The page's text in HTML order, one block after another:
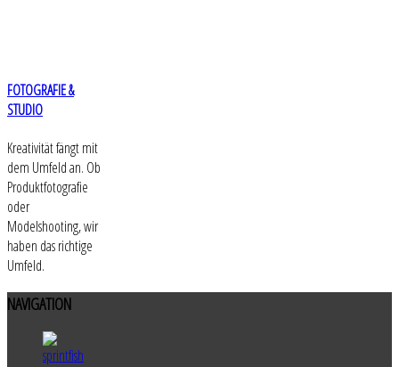
FOTOGRAFIE &
STUDIO
Kreativität fängt mit
dem Umfeld an. Ob
Produktfotografie
oder
Modelshooting, wir
haben das richtige
Umfeld.
NAVIGATION